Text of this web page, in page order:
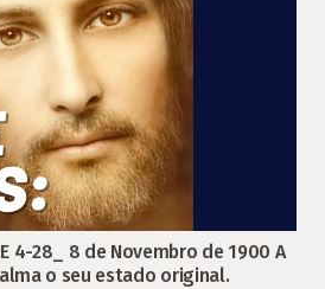
4-28_ 8 de Novembro de 1900 A
o seu estado original.